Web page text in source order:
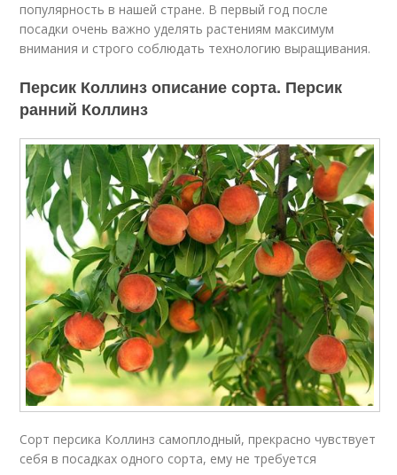
популярность в нашей стране. В первый год после
посадки очень важно уделять растениям максимум
внимания и строго соблюдать технологию выращивания.
Персик Коллинз описание сорта. Персик
ранний Коллинз
Сорт персика Коллинз самоплодный, прекрасно чувствует
себя в посадках одного сорта, ему не требуется